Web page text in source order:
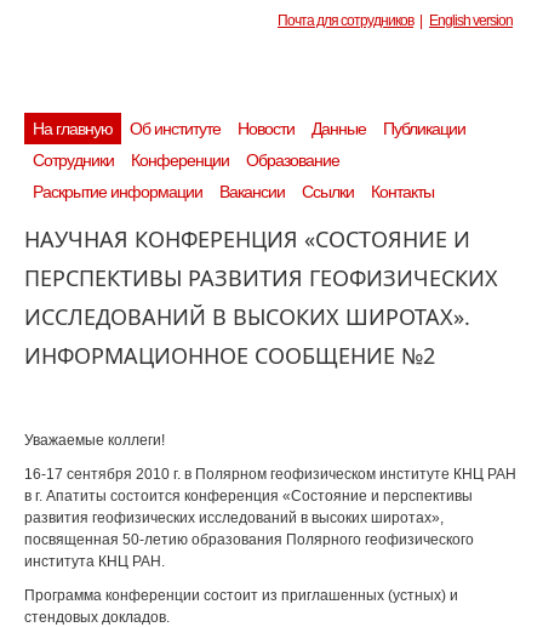
Почта для сотрудников English version
На главную Об институте Новости Данные
Публикации
Сотрудники
Конференции
Образование
Раскрытие информации
Вакансии Ссылки Контакты
НАУЧНАЯ КОНФЕРЕНЦИЯ «СОСТОЯНИЕ И
ПЕРСПЕКТИВЫ РАЗВИТИЯ ГЕОФИЗИЧЕСКИХ
ИССЛЕДОВАНИЙ В ВЫСОКИХ ШИРОТАХ».
ИНФОРМАЦИОННОЕ СООБЩЕНИЕ №2
Уважаемые коллеги!
16-17 сентября 2010 г. в Полярном геофизическом институте КНЦ РАН
в г. Апатиты состоится конференция «Состояние и перспективы
развития геофизических исследований в высоких широтах»,
посвященная 50-летию образования Полярного геофизического
института КНЦ РАН.
Программа конференции состоит из приглашенных (устных) и
стендовых докладов.